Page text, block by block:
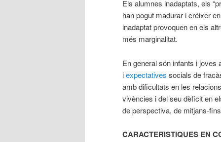
Els alumnes inadaptats, els
han pogut madurar i créixer
inadaptat provoquen en els
més marginalitat.
En general són infants i
iexpectatives socials de
amb dificultats en les
vivències i del seu dèficit en
de perspectiva, de mitjans-
CARACTERISTIQUES EN